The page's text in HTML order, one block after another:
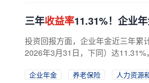
三年收益率11.31%！企业
投资回报方面，企业年金近三年累
2026年3月31日，下同）达
企业年金 养老保险
人力资源